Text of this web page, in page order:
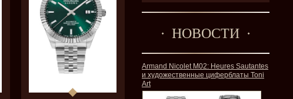
НОВОСТИ
Armand Nicolet M02: Heures Sautantes
и художественные циферблаты Toni
Art